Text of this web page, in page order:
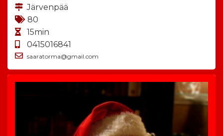
Järvenpää
80
15min
0415016841
saaratorma@gmail.com